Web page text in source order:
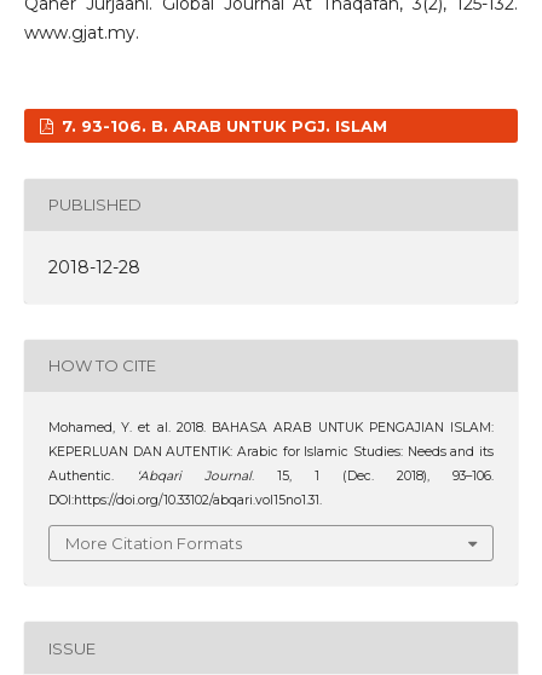
www.gjat.my.
7. 93-106. B. ARAB UNTUK PGJ. ISLAM
PUBLISHED
2018-12-28
HOW TO CITE
Mohamed, Y. et al. 2018. BAHASA ARAB UNTUK PENGAJIAN ISLAM:
KEPERLUAN DAN AUTENTIK: Arabic for Islamic Studies: Needs and its
Authentic.
‘Abqari Journal. 15, 1 (Dec. 2018), 93–106.
DOI:https://doi.org/10.33102/abqari.vol15no1.31.
More Citation Formats
ISSUE